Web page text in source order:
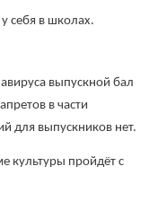
себя в школах.
выпускной бал
в части
для выпускников нет.
культуры пройдёт с